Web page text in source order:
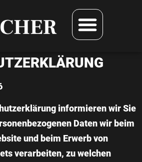
informieren wir Sie
Daten wir beim
und beim Erwerb von
verarbeiten, zu welchen